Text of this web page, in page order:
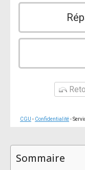
CGU - Confidentialité-
Sommaire